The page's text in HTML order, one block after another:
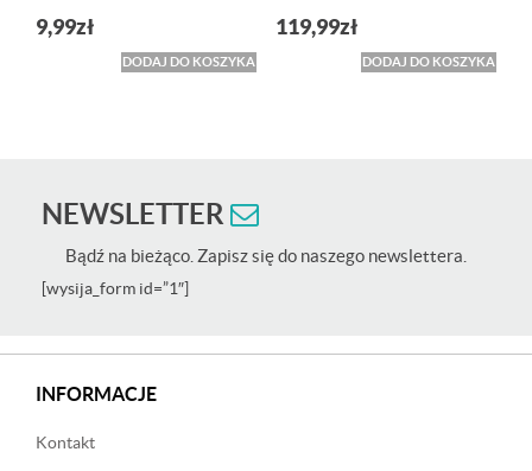
9,99zł
DODAJ DO KOSZYKA
119,99zł
DODAJ DO KOSZYKA
NEWSLETTER
Bądź na bieżąco. Zapisz się do naszego newslettera.
[wysija_form id=”1″]
INFORMACJE
Kontakt